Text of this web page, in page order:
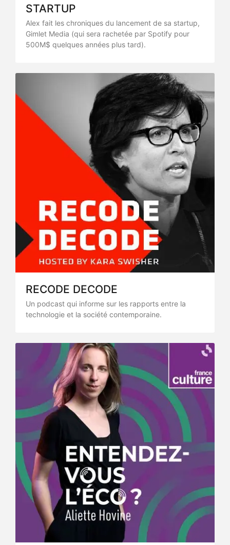
STARTUP
Alex fait les chroniques du lancement de sa startup,
Gimlet Media (qui sera rachetée par Spotify pour
500M$ quelques années plus tard).
RECODE DECODE
Un podcast qui informe sur les rapports entre la
technologie et la société contemporaine.